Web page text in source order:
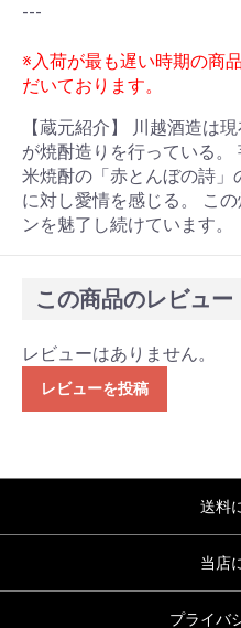
---
※入荷が最も遅い時期の商
だいております。
【蔵元紹介】 川越酒造は
が焼酎造りを行っている。
米焼酎の「赤とんぼの詩
に対し愛情を感じる。 こ
ンを魅了し続けています。
この商品のレビュー
レビューはありません。
レビューを投稿
送料
当店
プライバ